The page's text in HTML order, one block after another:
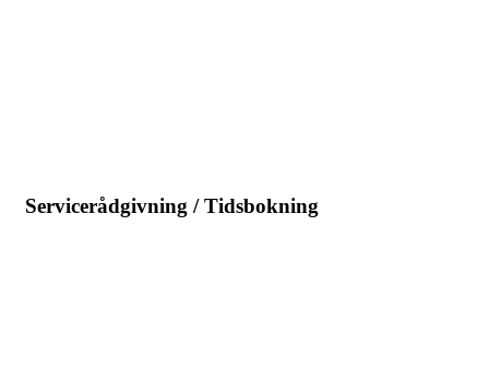
Servicerådgivning / Tidsbokning